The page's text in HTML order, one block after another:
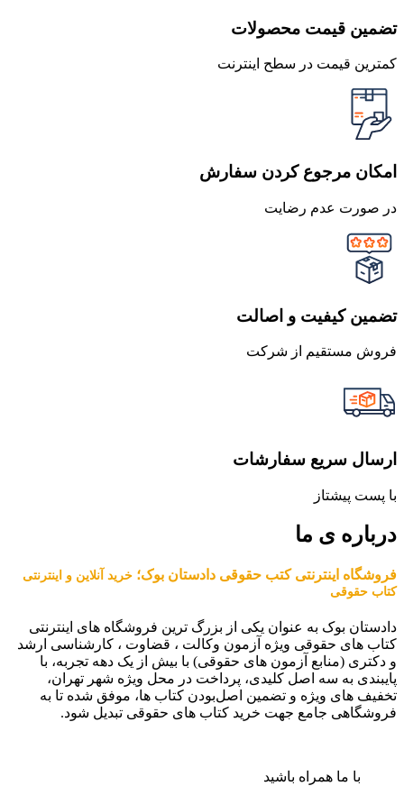
تضمین قیمت محصولات
کمترین قیمت در سطح اینترنت
امکان مرجوع کردن سفارش
در صورت عدم رضایت
تضمین کیفیت و اصالت
فروش مستقیم از شرکت
ارسال سریع سفارشات
با پست پیشتاز
درباره ی ما
فروشگاه اینترنتی کتب حقوقی دادستان بوک؛ خرید آنلاین و اینترنتی
کتاب حقوقی
دادستان بوک به عنوان یکی از بزرگ ترین فروشگاه های اینترنتی
کتاب های حقوقی ویژه آزمون وکالت ، قضاوت ، کارشناسی ارشد
و دکتری (منابع آزمون های حقوقی) با بیش از یک دهه تجربه، با
پایبندی به سه اصل کلیدی، پرداخت در محل ویژه شهر تهران،
تخفیف های ویژه و تضمین اصل‌بودن کتاب ها، موفق شده تا به
فروشگاهی جامع جهت خرید کتاب های حقوقی تبدیل شود.
با ما همراه باشید